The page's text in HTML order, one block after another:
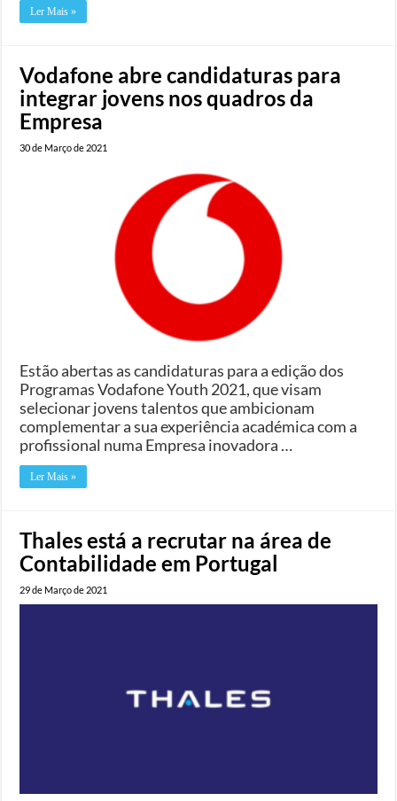
Ler Mais »
Vodafone abre candidaturas para
integrar jovens nos quadros da
Empresa
30 de Março de 2021
Estão abertas as candidaturas para a edição dos
Programas Vodafone Youth 2021, que visam
selecionar jovens talentos que ambicionam
complementar a sua experiência académica com a
profissional numa Empresa inovadora …
Ler Mais »
Thales está a recrutar na área de
Contabilidade em Portugal
29 de Março de 2021